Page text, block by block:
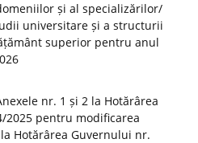
și al specializărilor/
universitare și a structurii
superior pentru anul
nr. 1 și 2 la Hotărârea
2025 pentru modificarea
Hotărârea Guvernului nr.